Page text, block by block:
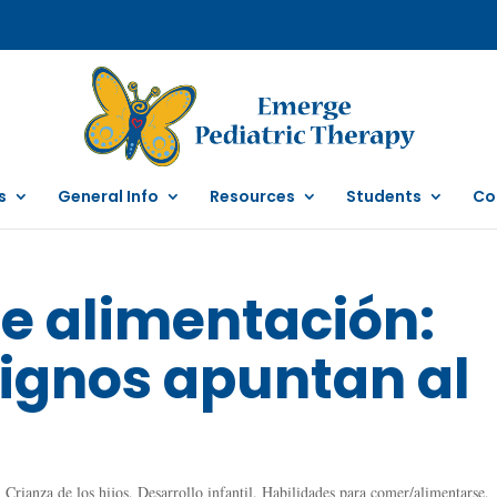
General Info Resources Students
alimentación:
apuntan al
Crianza de los hijos,Desarrollo infantil,Habilidades para comer/alimentarse,